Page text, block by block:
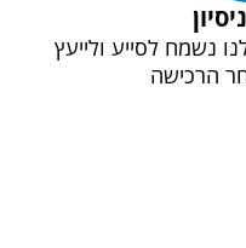
נשמח לסייע ולייעץ
הרכישה